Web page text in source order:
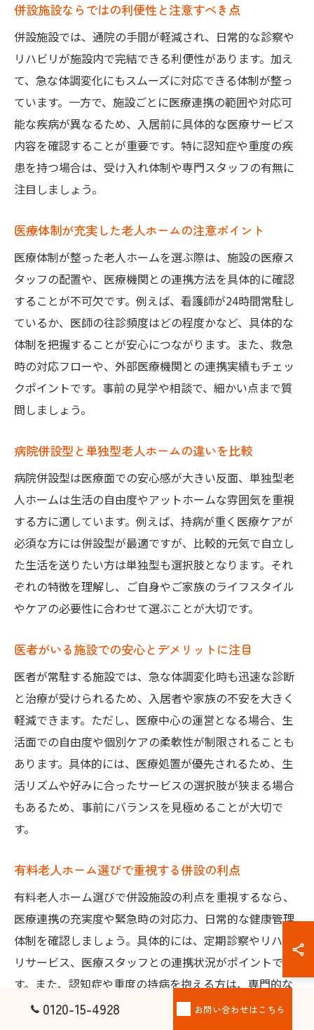
併設施設ならではの利便性と注意すべき点
併設施設では、通院の手間が軽減され、日常的な診察や
リハビリが施設内で完結できる利便性があります。加え
て、急な体調変化にもスムーズに対応できる体制が整っ
ています。一方で、施設ごとに医療連携の範囲や対応可
能な疾病が異なるため、入居前に具体的な医療サービス
内容を確認することが重要です。特に認知症や重度の疾
患を持つ場合は、受け入れ体制や専門スタッフの有無に
注目しましょう。
医療体制が充実した老人ホームの注意ポイント
医療体制が整った老人ホームを選ぶ際は、施設の医療ス
タッフの配置や、医療機関との連携方法を具体的に確認
することが不可欠です。例えば、看護師が24時間常駐し
ているか、医師の往診頻度はどの程度かなど、具体的な
体制を把握することが安心につながります。また、救急
時の対応フローや、外部医療機関との連携実績もチェッ
クポイントです。事前の見学や相談で、細かい点まで質
問しましょう。
病院併設型と単独型老人ホームの違いを比較
病院併設型は医療面での安心感が大きい反面、単独型老
人ホームは生活の自由度やアットホームな雰囲気を重視
する方に適しています。例えば、持病が重く医療ケアが
必須な方には併設型が最適ですが、比較的元気で自立し
た生活を送りたい方は単独型も選択肢となります。それ
ぞれの特徴を理解し、ご自身やご家族のライフスタイル
やケアの必要性に合わせて選ぶことが大切です。
医者がいる施設での安心とデメリットに注目
医者が常駐する施設では、急な体調変化時も迅速な診断
と治療が受けられるため、入居者や家族の不安を大きく
軽減できます。ただし、医療中心の運営となる場合、生
活面での自由度や個別ケアの柔軟性が制限されることも
あります。具体的には、医療処置が優先されるため、生
活リズムや好みに合ったサービスの選択肢が狭まる場合
もあるため、事前にバランスを見極めることが大切で
す。
有料老人ホーム選びで重視する併設の利点
有料老人ホーム選びで併設施設の利点を重視するなら、
医療連携の充実度や緊急時の対応力、日常的な健康管理
体制を確認しましょう。具体的には、定期診察やリハビ
リサービス、医療スタッフとの連携状況がポイントで
す。また、認知症や重度の持病を抱える方は、専門的な
ケアが可能かどうかも重要です。家族の安心と入居者の
0120-15-4928 お問い合わせはこちら